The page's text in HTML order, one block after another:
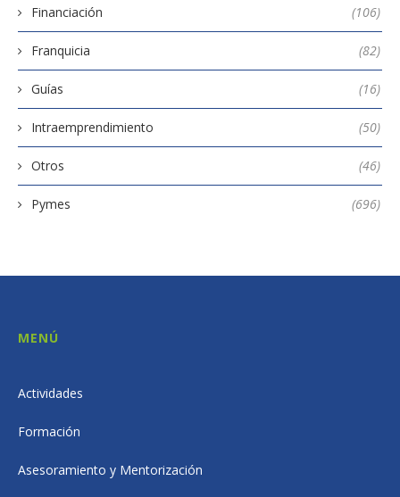
Financiación (106)
Franquicia (82)
Guías (16)
Intraemprendimiento (50)
Otros (46)
Pymes (696)
MENÚ
Actividades
Formación
Asesoramiento y Mentorización